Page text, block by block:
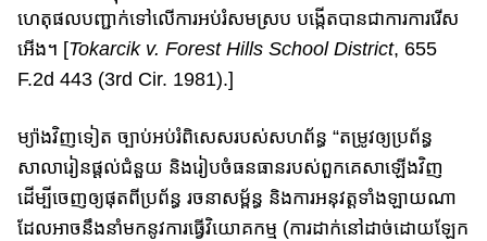
ហេតុផលបញ្ជាក់​ទៅ​លើ​​​​ការអប់រំសមស្រប​ បង្កើតបាន​ជា​ការ​ការ​រើស​
អើង​។ [Tokarcik v. Forest Hills School District, 655
F.2d 443 (3rd Cir. 1981).]
ម្យ៉ាងវិញទៀត ច្បាប់អប់រំពិសេសរបស់សហព័ន្ធ​ “តម្រូវឲ្យប្រព័ន្ធ
សាលារៀនផ្ដ​ល់​ជំនួយ និងរៀបចំ​ធនធាន​របស់​ពួកគេសាឡើងវិញ
ដើម្បីចេញ​ឲ្យផុត​ពីប្រព័ន្ធ រចនាសម្ព័ន្ធ និងការអនុវត្តទាំងឡាយណា​
ដែលអាច​នឹង​នាំមកនូវ​ការ​ធ្វើ​វិយោគ​ក​ម្ម (ការដាក់នៅដាច់ដោយឡែក​​